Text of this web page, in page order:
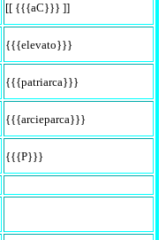
[[ {{{aC}}} ]]
{{{elevato}}}
{{{patriarca}}}
{{{arcieparca}}}
{{{P}}}